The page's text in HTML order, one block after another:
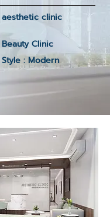
aesthetic clinic
Beauty Clinic
Style : Modern